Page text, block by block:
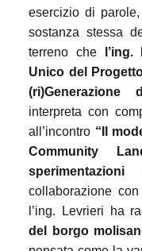
esercizio di
sostanza stessa
terreno che
Unico del
(ri)Generazione
interpreta con
all’incontro “Il
Community
collaborazione
l’ing. Levrieri ha
del borgo